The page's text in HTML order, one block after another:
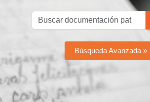
Búsqueda Avanzada »